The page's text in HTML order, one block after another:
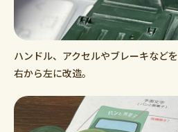
ハンドル、アクセルやブレーキなどを
右から左に改造。